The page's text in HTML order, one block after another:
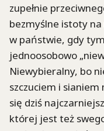
zupełnie
bezmyślne istoty
w państwie, gdy
jednoosobowo
Niewybieralny, bo
szczuciem i
się dziś
której jest też